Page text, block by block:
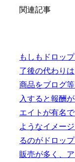
関連記事
もしもドロッ
了後の代わりは
商品をブログ
入すると報酬
エイトが有名
ようなイメー
るのがドロッ
販売が多く、